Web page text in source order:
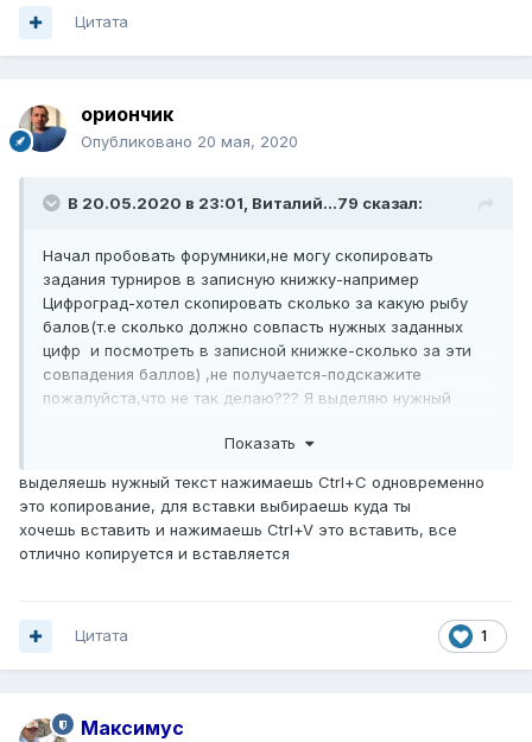
Цитата
ориончик
Опубликовано 20 мая, 2020
В 20.05.2020 в 23:01, Виталий...79 сказал:
Начал пробовать форумники,не могу скопировать
задания турниров в записную книжку-например
Цифроград-хотел скопировать сколько за какую рыбу
балов(т.е сколько должно совпасть нужных заданных
цифр и посмотреть в записной книжке-сколько за эти
совпадения баллов) ,не получается-подскажите
пожалуйста,что не так делаю??? Я выделяю нужный
Показать
выделяешь нужный текст нажимаешь Ctrl+C одновременно
это копирование, для вставки выбираешь куда ты
хочешь вставить и нажимаешь Ctrl+V это вставить, все
отлично копируется и вставляется
1
Цитата
Максимус